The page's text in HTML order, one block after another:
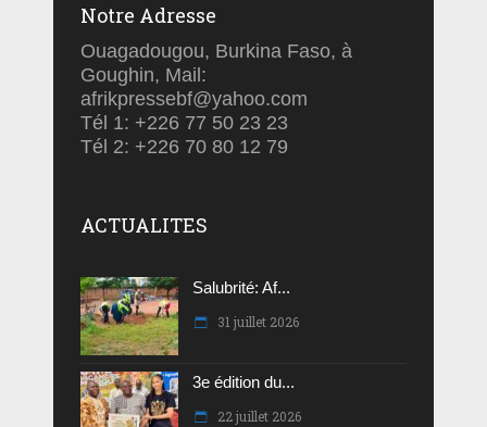
Notre Adresse
Ouagadougou, Burkina Faso, à
Goughin, Mail:
afrikpressebf@yahoo.com
Tél 1: +226 77 50 23 23
Tél 2: +226 70 80 12 79
ACTUALITES
Salubrité: Af...
31 juillet 2026
3e édition du...
22 juillet 2026